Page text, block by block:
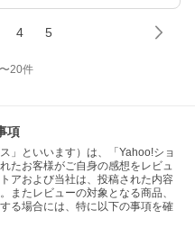
4 5
〜20件
項
」といいます）は、「Yahoo!ショ
たお客様がご自身の感想をレビュ
アおよび当社は、投稿された内容
またレビューの対象となる商品、
る場合には、特に以下の事項を確